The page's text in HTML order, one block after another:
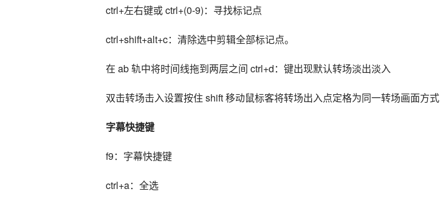
ctrl+左右键或 ctrl+(0-9)：寻找标记点
ctrl+shift+alt+c：清除选中剪辑全部标记点。
在 ab 轨中将时间线拖到两层之间 ctrl+d：键出现默认转场淡出淡入
双击转场击入设置按住 shift 移动鼠标客将转场出入点定格为同一转场画面方式
字幕快捷键
f9：字幕快捷键
ctrl+a：全选